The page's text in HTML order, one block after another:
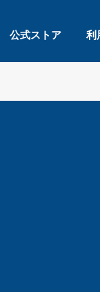
公式ストア 利